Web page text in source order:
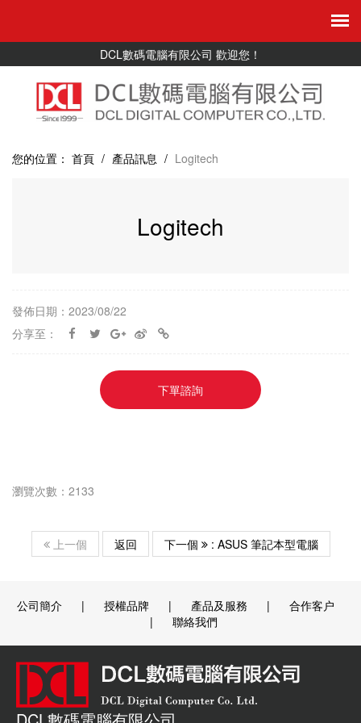
DCL數碼電腦有限公司 歡迎您！
您的位置： 首頁 / 產品訊息 / Logitech
Logitech
發佈日期：2023/08/22
分享至：
下單諮詢
瀏覽次數：2133
上一個 返回 下一個 : ASUS 筆記本型電腦
公司簡介 | 授權品牌 | 產品及服務 | 合作客户
| 聯絡我們